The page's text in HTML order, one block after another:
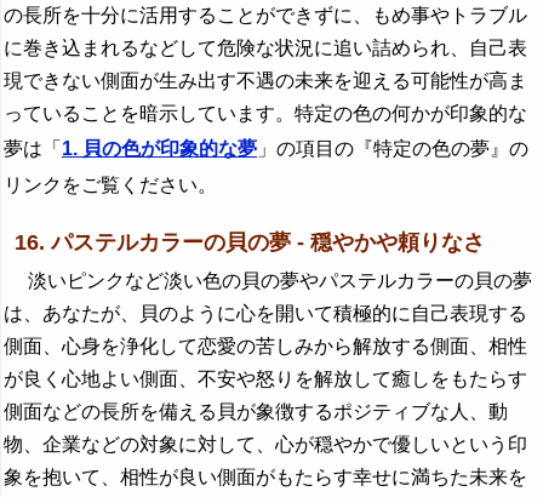
の長所を十分に活用することができずに、もめ事やトラブル
に巻き込まれるなどして危険な状況に追い詰められ、自己表
現できない側面が生み出す不遇の未来を迎える可能性が高ま
っていることを暗示しています。特定の色の何かが印象的な
夢は「 1. 貝の色が印象的な夢 」の項目の『特定の色の夢』の
リンクをご覧ください。
16. パステルカラーの貝の夢 - 穏やかや頼りなさ
淡いピンクなど淡い色の貝の夢やパステルカラーの貝の夢
は、あなたが、貝のように心を開いて積極的に自己表現する
側面、心身を浄化して恋愛の苦しみから解放する側面、相性
が良く心地よい側面、不安や怒りを解放して癒しをもたらす
側面などの長所を備える貝が象徴するポジティブな人、動
物、企業などの対象に対して、心が穏やかで優しいという印
象を抱いて、相性が良い側面がもたらす幸せに満ちた未来を